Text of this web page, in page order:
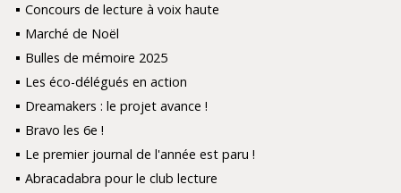
Concours de lecture à voix haute
Marché de Noël
Bulles de mémoire 2025
Les éco-délégués en action
Dreamakers : le projet avance !
Bravo les 6e !
Le premier journal de l'année est paru !
Abracadabra pour le club lecture